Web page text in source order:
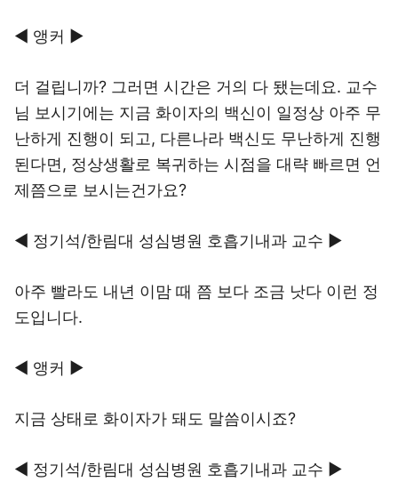
◀ 앵커 ▶
더 걸립니까? 그러면 시간은 거의 다 됐는데요. 교수
님 보시기에는 지금 화이자의 백신이 일정상 아주 무
난하게 진행이 되고, 다른나라 백신도 무난하게 진행
된다면, 정상생활로 복귀하는 시점을 대략 빠르면 언
제쯤으로 보시는건가요?
◀ 정기석/한림대 성심병원 호흡기내과 교수 ▶
아주 빨라도 내년 이맘 때 쯤 보다 조금 낫다 이런 정
도입니다.
◀ 앵커 ▶
지금 상태로 화이자가 돼도 말씀이시죠?
◀ 정기석/한림대 성심병원 호흡기내과 교수 ▶